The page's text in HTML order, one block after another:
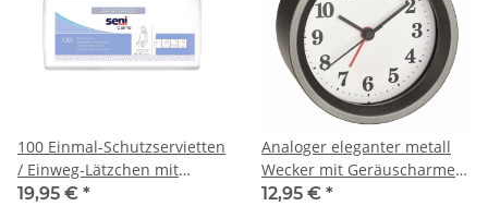
100 Einmal-Schutzservietten
/ Einweg-Lätzchen mit
Auffangtasche
19,95 € *
Analoger eleganter metall
Wecker mit Geräuscharmem
Sweep-Uhrwerk und
12,95 € *